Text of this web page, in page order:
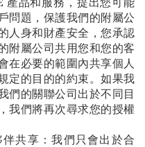
問題，保護我們的附屬公
人身和財產安全，您承認
附屬公司共用您和您的客
在必要的範圍內共享個人
定的目的的約束。如果我
們的關聯公司出於不同目
我們將再次尋求您的授權
共享：我們只會出於合